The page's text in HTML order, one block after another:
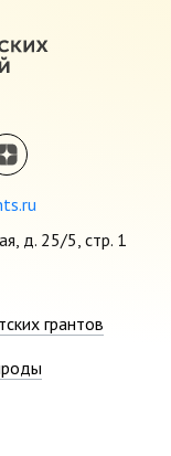
д. 25/5, стр. 1
грантов